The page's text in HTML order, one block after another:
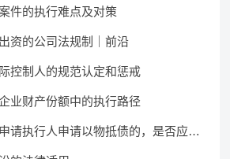
件的执行难点及对策
资的公司法规制｜前沿
控制人的规范认定和惩戒
业财产份额中的执行路径
请执行人申请以物抵债的，是否应当